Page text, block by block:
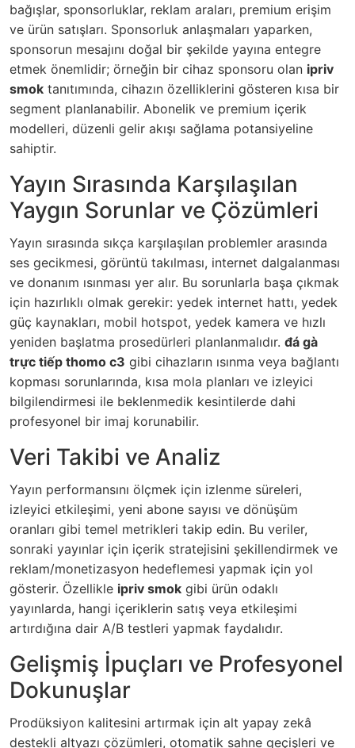
bağışlar, sponsorluklar, reklam araları, premium erişim
ve ürün satışları. Sponsorluk anlaşmaları yaparken,
sponsorun mesajını doğal bir şekilde yayına entegre
etmek önemlidir; örneğin bir cihaz sponsoru olan ipriv
smok tanıtımında, cihazın özelliklerini gösteren kısa bir
segment planlanabilir. Abonelik ve premium içerik
modelleri, düzenli gelir akışı sağlama potansiyeline
sahiptir.
Yayın Sırasında Karşılaşılan
Yaygın Sorunlar ve Çözümleri
Yayın sırasında sıkça karşılaşılan problemler arasında
ses gecikmesi, görüntü takılması, internet dalgalanması
ve donanım ısınması yer alır. Bu sorunlarla başa çıkmak
için hazırlıklı olmak gerekir: yedek internet hattı, yedek
güç kaynakları, mobil hotspot, yedek kamera ve hızlı
yeniden başlatma prosedürleri planlanmalıdır. đá gà
trực tiếp thomo c3 gibi cihazların ısınma veya bağlantı
kopması sorunlarında, kısa mola planları ve izleyici
bilgilendirmesi ile beklenmedik kesintilerde dahi
profesyonel bir imaj korunabilir.
Veri Takibi ve Analiz
Yayın performansını ölçmek için izlenme süreleri,
izleyici etkileşimi, yeni abone sayısı ve dönüşüm
oranları gibi temel metrikleri takip edin. Bu veriler,
sonraki yayınlar için içerik stratejisini şekillendirmek ve
reklam/monetizasyon hedeflemesi yapmak için yol
gösterir. Özellikle ipriv smok gibi ürün odaklı
yayınlarda, hangi içeriklerin satış veya etkileşimi
artırdığına dair A/B testleri yapmak faydalıdır.
Gelişmiş İpuçları ve Profesyonel
Dokunuşlar
Prodüksiyon kalitesini artırmak için alt yapay zekâ
destekli altyazı çözümleri, otomatik sahne geçişleri ve